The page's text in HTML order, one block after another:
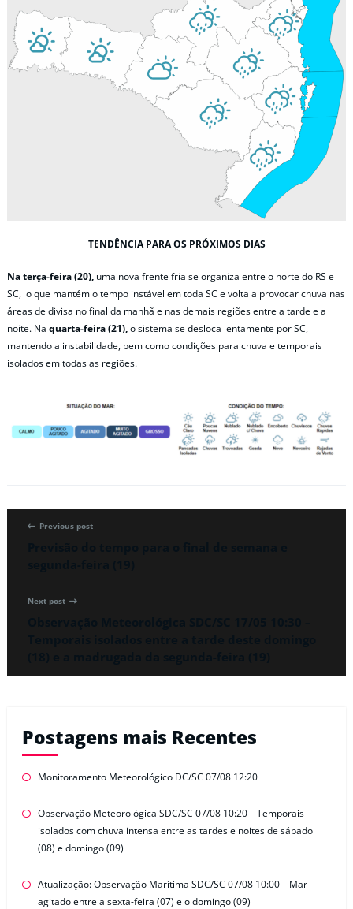
TENDÊNCIA PARA OS PRÓXIMOS DIAS
Na terça-feira (20), uma nova frente fria se organiza entre o norte do RS e
SC, o que mantém o tempo instável em toda SC e volta a provocar chuva nas
áreas de divisa no final da manhã e nas demais regiões entre a tarde e a
noite. Na quarta-feira (21),o sistema se desloca lentamente por SC,
mantendo a instabilidade, bem como condições para chuva e temporais
isolados em todas as regiões.
Previous post
Next post
Postagens mais Recentes
Monitoramento Meteorológico DC/SC 07/08 12:20
Observação Meteorológica SDC/SC 07/08 10:20 – Temporais
isolados com chuva intensa entre as tardes e noites de sábado
(08) e domingo (09)
Atualização: Observação Marítima SDC/SC 07/08 10:00 – Mar
agitado entre a sexta-feira (07) e o domingo (09)